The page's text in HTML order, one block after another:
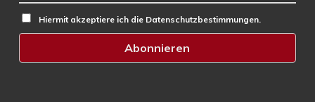
Hiermit akzeptiere ich die Datenschutzbestimmungen.